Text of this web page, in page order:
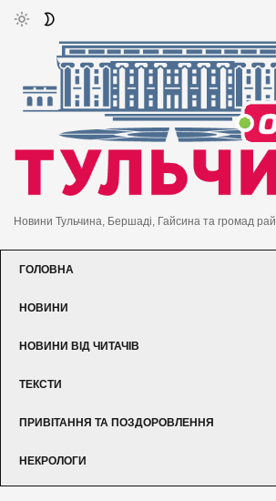
Новини Тульчина, Бершаді, Гайсина та громад
ГОЛОВНА
НОВИНИ
НОВИНИ ВІД ЧИТАЧІВ
ТЕКСТИ
ПРИВІТАННЯ ТА ПОЗДОРОВЛЕННЯ
НЕКРОЛОГИ